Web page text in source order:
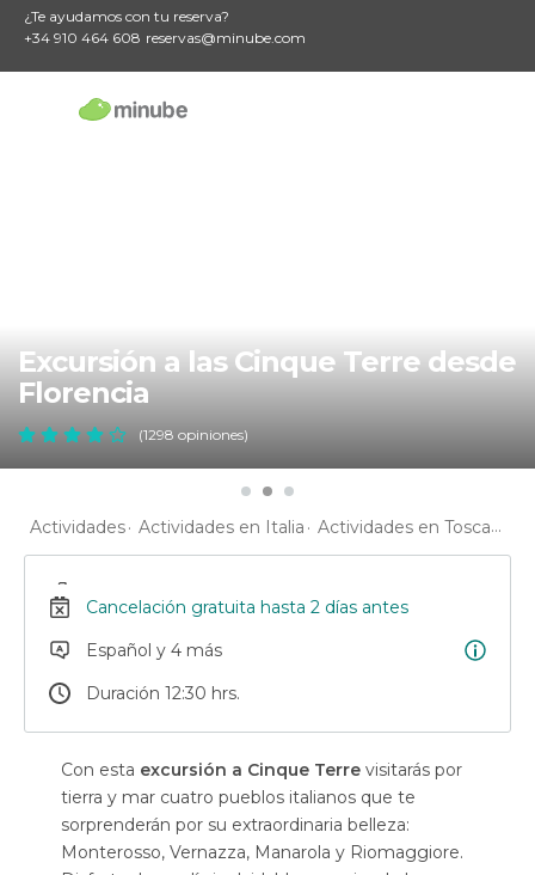
¿Te ayudamos con tu reserva?
+34 910 464 608 reservas@minube.com
Excursión a las Cinque Terre desde
Florencia
(1298 opiniones)
Actividades Actividades en Italia Actividades en Toscana
Cancelación gratuita hasta 2 días antes
Español y 4 más
Duración 12:30 hrs.
Con esta excursión a Cinque Terre visitarás por
tierra y mar cuatro pueblos italianos que te
sorprenderán por su extraordinaria belleza:
Monterosso, Vernazza, Manarola y Riomaggiore.